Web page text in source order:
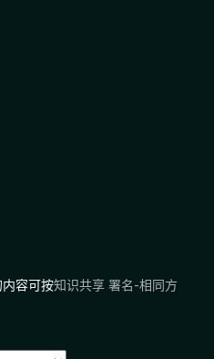
容可按知识共享 署名-相同方